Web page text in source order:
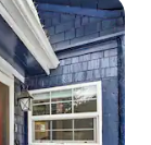
gosti”